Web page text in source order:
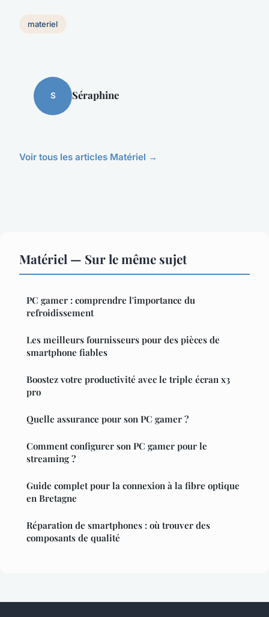
materiel
S Séraphine
Voir tous les articles Matériel →
Matériel — Sur le même sujet
PC gamer : comprendre l'importance du
refroidissement
Les meilleurs fournisseurs pour des pièces de
smartphone fiables
Boostez votre productivité avec le triple écran x3
pro
Quelle assurance pour son PC gamer ?
Comment configurer son PC gamer pour le
streaming ?
Guide complet pour la connexion à la fibre optique
en Bretagne
Réparation de smartphones : où trouver des
composants de qualité